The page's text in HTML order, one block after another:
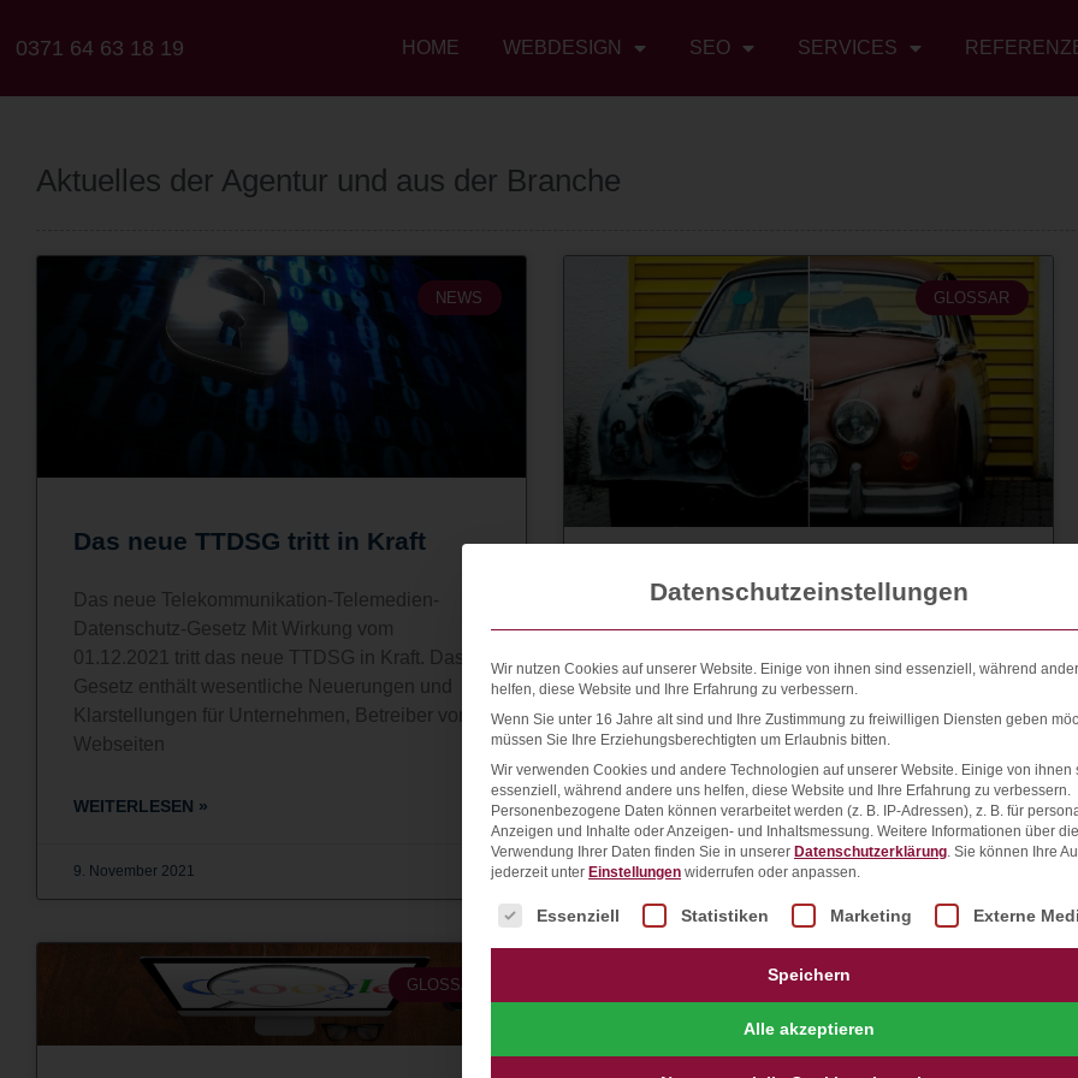
0371 64 63 18 19 HOME WEBDESIGN SEO SERVICES
Aktuelles der Agentur und aus der Branche
NEWS
Das neue TTDSG tritt in Kraft
Das neue Telekommunikation-Telemedien-
Datenschutz-Gesetz Mit Wirkung vom
01.12.2021 tritt das neue TTDSG in Kraft. Das
Gesetz enthält wesentliche Neuerungen und
Klarstellungen für Unternehmen, Betreiber von
Webseiten
WEITERLESEN »
9. November 2021
GLOSSAR
Was ist ein Relaunch einer
Der Begriff Relaunch bezeichnet die
Webseite. Die Maßgabe ist es, eine veraltete
(technisch oder optisch) Webseite oder
Webprojekt auf den
WEITERLESEN »
6. Mai 2021
GLOSSAR
Datenschutzeinstellungen
Wir nutzen Cookies auf unserer Website. Einige von ihnen sind essenziell, während
helfen, diese Website und Ihre Erfahrung zu verbessern.
Wenn Sie unter 16 Jahre alt sind und Ihre Zustimmung zu freiwilligen Diensten geben
müssen Sie Ihre Erziehungsberechtigten um Erlaubnis bitten.
Wir verwenden Cookies und andere Technologien auf unserer Website. Einige von ihnen
essenziell, während andere uns helfen, diese Website und Ihre Erfahrung zu verbessern.
Personenbezogene Daten können verarbeitet werden (z. B. IP-Adressen), z. B. für
Anzeigen und Inhalte oder Anzeigen- und Inhaltsmessung. Weitere Informationen über die
Verwendung Ihrer Daten finden Sie in unserer Datenschutzerklärung. Sie können Ihre
jederzeit unter Einstellungen widerrufen oder anpassen.
Es folgt eine Liste der Service-Gruppen, für die eine
Essenziell Statistiken Marketing Externe
Speichern
Alle akzeptieren